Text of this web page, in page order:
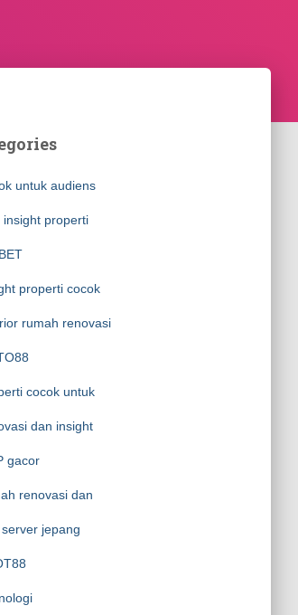
untuk audiens
insight properti
properti cocok
rumah renovasi
cocok untuk
dan insight
gacor
renovasi dan
jepang